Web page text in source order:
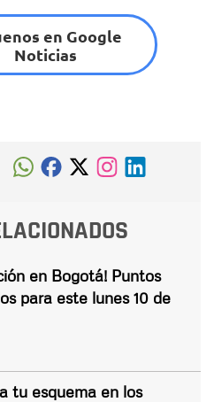
en Google
Noticias
en Bogotá! Puntos
para este lunes 10 de
tu esquema en los